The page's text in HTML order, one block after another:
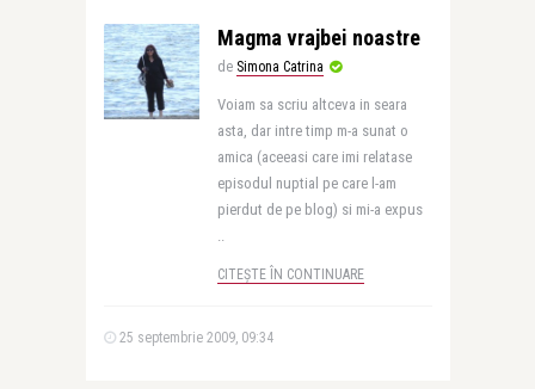
Magma vrajbei noastre
de Simona Catrina
Voiam sa scriu altceva in seara
asta, dar intre timp m-a sunat o
amica (aceeasi care imi relatase
episodul nuptial pe care l-am
pierdut de pe blog) si mi-a expus
..
CITEȘTE ÎN CONTINUARE
25 septembrie 2009, 09:34